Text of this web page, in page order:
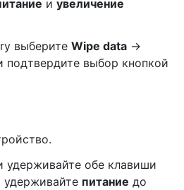
и увеличение
выберите Wipe data →
подтвердите выбор кнопкой
удерживайте обе клавиши
удерживайте питание до